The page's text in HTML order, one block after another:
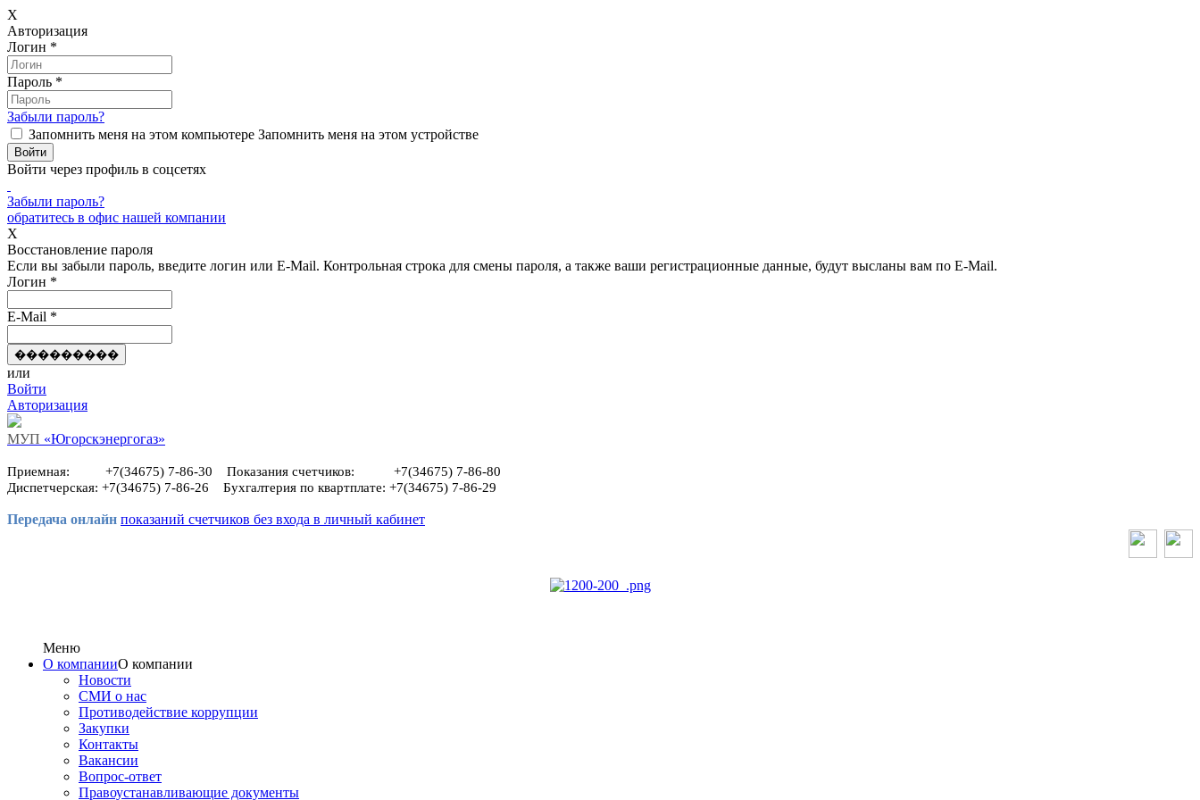
X
Авторизация
Логин *
Пароль *
Забыли пароль?
Запомнить меня на этом компьютере Запомнить меня на этом устройстве
Войти через профиль в соцсетях
Забыли пароль?
обратитесь в офис нашей компании
X
Восстановление пароля
Если вы забыли пароль, введите логин или E-Mail. Контрольная строка для смены пароля, а также ваши регистрационные данные, будут высланы вам по E-Mail.
Логин *
E-Mail *
или
Войти
Авторизация
МУП «Югорскэнергогаз»
Приемная: +7(34675) 7-86-30 Показания счетчиков: +7(34675) 7-86-80
Диспетчерская: +7(34675) 7-86-26 Бухгалтерия по квартплате: +7(34675) 7-86-29
Передача онлайн показаний счетчиков без входа в личный кабинет
Меню
О компанииО компании
Новости
СМИ о нас
Противодействие коррупции
Закупки
Контакты
Вакансии
Вопрос-ответ
Правоустанавливающие документы